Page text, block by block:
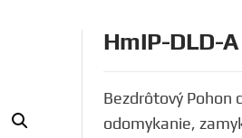
HmIP-DLD-
Bezdrôtový Pohon
odomykanie,